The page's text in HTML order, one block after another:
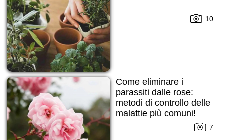
10
Come eliminare i
parassiti dalle rose:
metodi di controllo delle
malattie più comuni!
7